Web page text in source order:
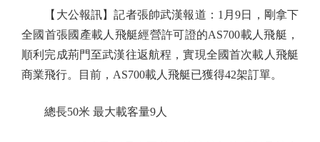
【大公報訊】記者張帥武漢報道：1月9日，剛拿下
全國首張國產載人飛艇經營許可證的AS700載人飛艇，
順利完成荊門至武漢往返航程，實現全國首次載人飛艇
商業飛行。目前，AS700載人飛艇已獲得42架訂單。
總長50米 最大載客量9人